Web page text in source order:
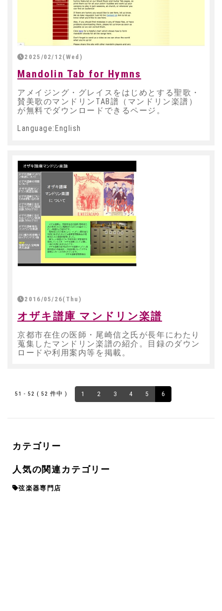
2025/02/12(Wed)
Mandolin Tab for Hymns
アメイジング・グレイスをはじめとする聖歌・
賛美歌のマンドリンTAB譜（マンドリン楽譜）
が無料でダウンロードできるページ。
Language:English
2016/05/26(Thu)
オザキ譜庫 マンドリン楽譜
京都市在住の医師・尾崎信之氏が長年にわたり
蒐集したマンドリン楽譜の紹介。目録のダウン
ロードや利用案内等を掲載。
51 - 52 ( 52 件中 ) 1 2 3 4 5 6
カテゴリー
人気の関連カテゴリー
弦楽器専門店